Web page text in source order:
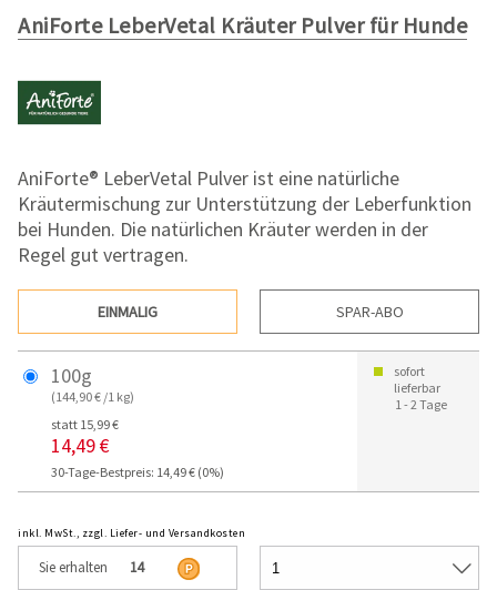
AniForte LeberVetal Kräuter Pulver für Hunde
AniForte® LeberVetal Pulver ist eine natürliche
Kräutermischung zur Unterstützung der Leberfunktion
bei Hunden. Die natürlichen Kräuter werden in der
Regel gut vertragen.
EINMALIG SPAR-ABO
100g
(144,90 € /1 kg)
statt 15,99 €
14,49 €
30-Tage-Bestpreis: 14,49 € (0%)
sofort
lieferbar
1 - 2 Tage
inkl. MwSt., zzgl. Liefer- und Versandkosten
Sie erhalten 14